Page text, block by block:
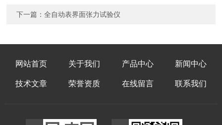
下一篇：全自动表界面张力试验仪
网站首页 关于我们 产品中心 新闻中心
技术文章 荣誉资质 在线留言 联系我们